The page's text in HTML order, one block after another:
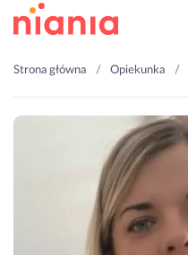
Strona główna Opiekunka